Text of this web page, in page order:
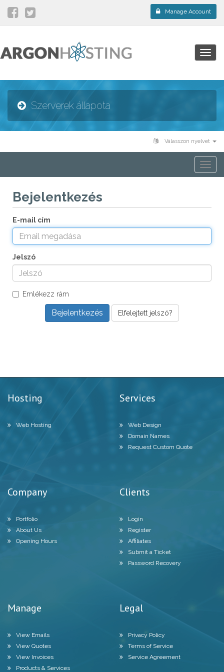
Manage Account
Szerverek állapota
Válasszon nyelvet
Bejelentkezés
E-mail cím
Jelszó
Emlékezz rám
Elfelejtett jelszó?
Hosting
Web Hosting
Services
Web Design
Domain Names
Request Custom Quote
Company
Portfolio
About Us
Opening Hours
Clients
Login
Register
Affiliates
Submit a Ticket
Password Recovery
Manage
View Emails
View Quotes
View Invoices
Products & Services
Legal
Privacy Policy
Terms of Service
Service Agreement